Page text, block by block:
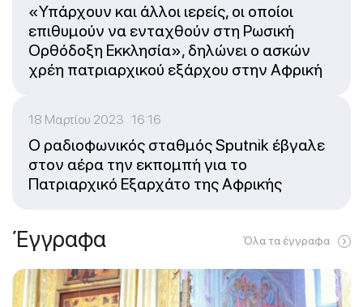
«Υπάρχουν και άλλοι ιερείς, οι οποίοι
επιθυμούν να ενταχθούν στη Ρωσική
Ορθόδοξη Εκκλησία», δηλώνει ο ασκών
χρέη πατριαρχικού εξάρχου στην Αφρική
18 Μαρτίου 2023 16:16
Ο ραδιοφωνικός σταθμός Sputnik έβγαλε
στον αέρα την εκπομπή για το
Πατριαρχικό Εξαρχάτο της Αφρικής
Έγγραφα Όλα τα έγγραφα